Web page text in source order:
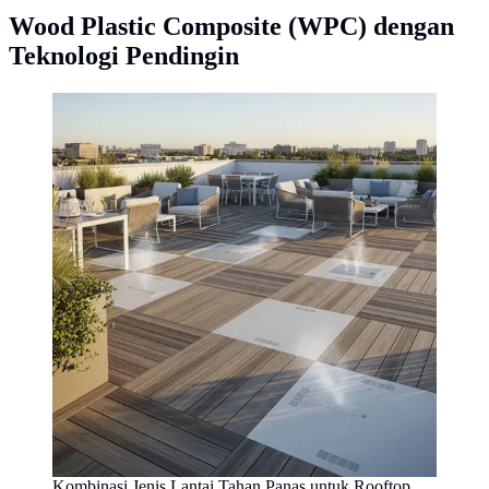
Wood Plastic Composite (WPC) dengan
Teknologi Pendingin